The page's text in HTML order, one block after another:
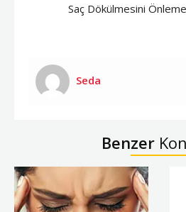
Saç Dökülmesini
Seda
Benzer